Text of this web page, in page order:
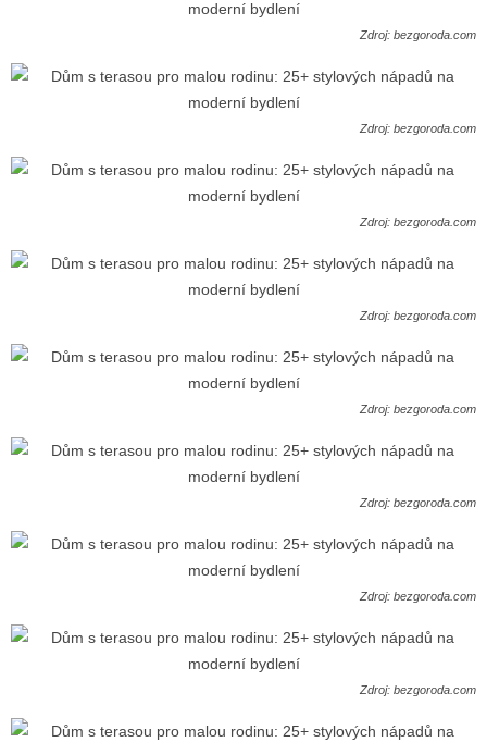
Zdroj: bezgoroda.com
Zdroj: bezgoroda.com
Zdroj: bezgoroda.com
Zdroj: bezgoroda.com
Zdroj: bezgoroda.com
Zdroj: bezgoroda.com
Zdroj: bezgoroda.com
Zdroj: bezgoroda.com